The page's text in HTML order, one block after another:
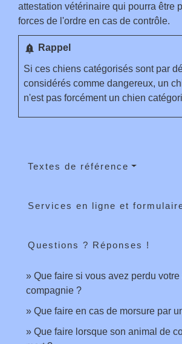
attestation vétérinaire qui pourra être
forces de l'ordre en cas de contrôle.
notification_important Rappel
Si ces chiens catégorisés sont par
considérés comme dangereux, un
n'est pas forcément un chien
Textes de référence
Services en ligne et
Questions ? Réponses !
Que faire si vous avez perdu
compagnie ?
Que faire en cas de morsure par
Que faire lorsque son animal de